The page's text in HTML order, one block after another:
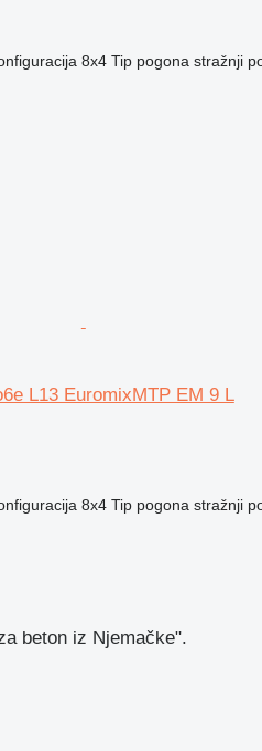
8x4 Tip pogona stražnji
L13 EuromixMTP EM 9 L
8x4 Tip pogona stražnji
beton iz Njemačke".